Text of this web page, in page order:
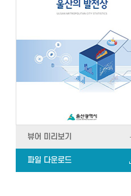
뷰어 미리보기
파일 다운로드